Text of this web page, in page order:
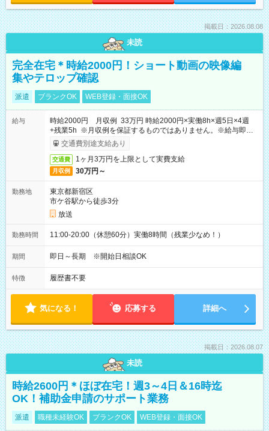
掲載日：2026.08.08
未読
完全在宅＊時給2000円！ショート動画の映像編
集やテロップ確認
派遣 ブランクOK WEB登録・面接OK
給与
時給2000円 月収例 33万円 時給2000円×実働8h×週5日×4週
+残業5h ※月収例を保証するものではありません。※給与即受
取りサービス利用可（利用条件有）
交通費別途支給あり
交通費 1ヶ月3万円を上限として実費支給
月収例 30万円～
勤務地
東京都新宿区
市ケ谷駅から徒歩3分
放送
勤務時間 11:00-20:00（休憩60分）実働8時間（残業少なめ！）
期間 即日～長期 ※開始日相談OK
特徴 履歴書不要
気になる！ 応募する 詳細へ
掲載日：2026.08.07
未読
時給2600円＊ほぼ在宅！週3～4日＆16時迄
OK！補助金申請のサポート業務
派遣 職種未経験OK ブランクOK WEB登録・面接OK